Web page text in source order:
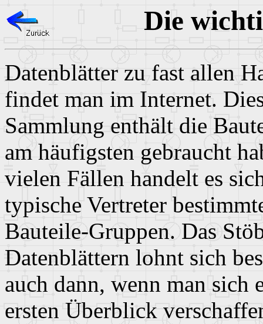
Die
Datenblätter zu fast allen
findet man im Internet.
Sammlung enthält die
am häufigsten gebraucht
vielen Fällen handelt es
typische Vertreter
Bauteile-Gruppen. Das
Datenblättern lohnt sich
auch dann, wenn man sich
ersten Überblick